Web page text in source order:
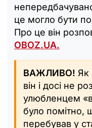
це могло бути
Про це він
OBOZ.UA.
ВАЖЛИВО! Як
він і досі не
улюбленцем
було помітно,
перебував у